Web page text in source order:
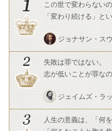
この世で変わらないの
「変わり続ける」と
ジョナサン・ス
失敗は罪ではない。
志が低いことが罪なの
ジェイムズ・ラ
人生の意義は、「何